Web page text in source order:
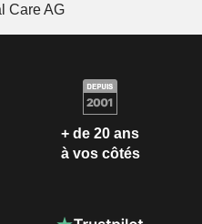
Care AG
+ de 20 ans
à vos côtés